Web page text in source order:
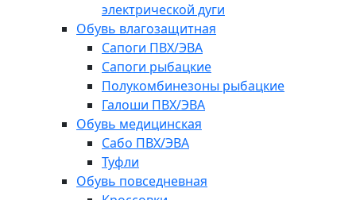
электрической дуги
Обувь влагозащитная
Сапоги ПВХ/ЭВА
Сапоги рыбацкие
Полукомбинезоны рыбацкие
Галоши ПВХ/ЭВА
Обувь медицинская
Сабо ПВХ/ЭВА
Туфли
Обувь повседневная